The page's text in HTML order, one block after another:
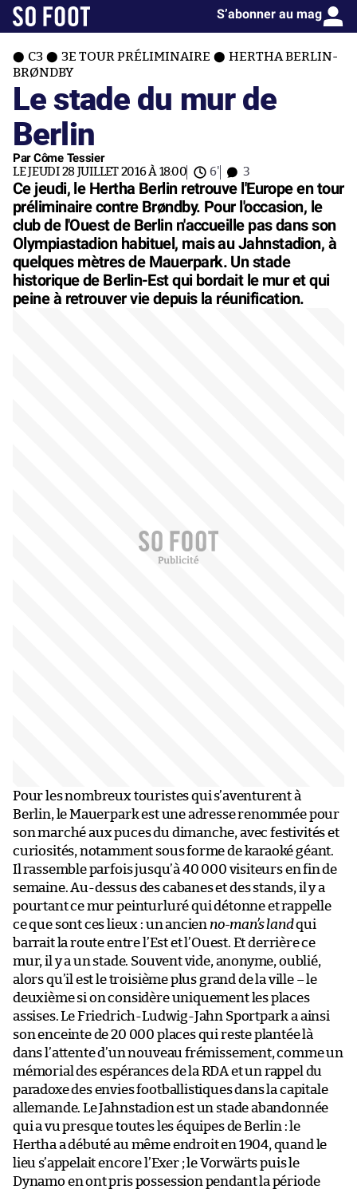
S’abonner au mag
C3 3E TOUR PRÉLIMINAIRE
HERTHA BERLIN-
BRØNDBY
Le stade du mur de
Berlin
Par Côme Tessier
LE JEUDI 28 JUILLET 2016 À 18:00 6' 3
Ce jeudi, le Hertha Berlin retrouve l'Europe en tour
préliminaire contre Brøndby. Pour l'occasion, le
club de l'Ouest de Berlin n'accueille pas dans son
Olympiastadion habituel, mais au Jahnstadion, à
quelques mètres de Mauerpark. Un stade
historique de Berlin-Est qui bordait le mur et qui
peine à retrouver vie depuis la réunification.
Pour les nombreux touristes qui s’aventurent à
Berlin, le Mauerpark est une adresse renommée pour
son marché aux puces du dimanche, avec festivités et
curiosités, notamment sous forme de karaoké géant.
Il rassemble parfois jusqu’à 40 000 visiteurs en fin de
semaine. Au-dessus des cabanes et des stands, il y a
pourtant ce mur peinturluré qui détonne et rappelle
ce que sont ces lieux : un ancien no-man’s landqui
barrait la route entre l’Est et l’Ouest. Et derrière ce
mur, il y a un stade. Souvent vide, anonyme, oublié,
alors qu’il est le troisième plus grand de la ville – le
deuxième si on considère uniquement les places
assises. Le Friedrich-Ludwig-Jahn Sportpark a ainsi
son enceinte de 20 000 places qui reste plantée là
dans l’attente d’un nouveau frémissement, comme un
mémorial des espérances de la RDA et un rappel du
paradoxe des envies footballistiques dans la capitale
allemande. Le Jahnstadion est un stade abandonnée
qui a vu presque toutes les équipes de Berlin : le
Hertha a débuté au même endroit en 1904, quand le
lieu s’appelait encore l’Exer ; le Vorwärts puis le
Dynamo en ont pris possession pendant la période